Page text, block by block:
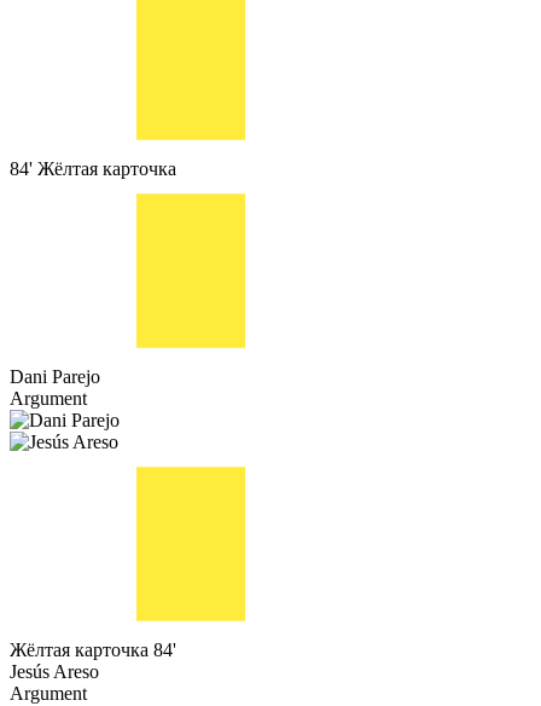
84' Жёлтая карточка
Dani Parejo
Argument
Жёлтая карточка 84'
Jesús Areso
Argument